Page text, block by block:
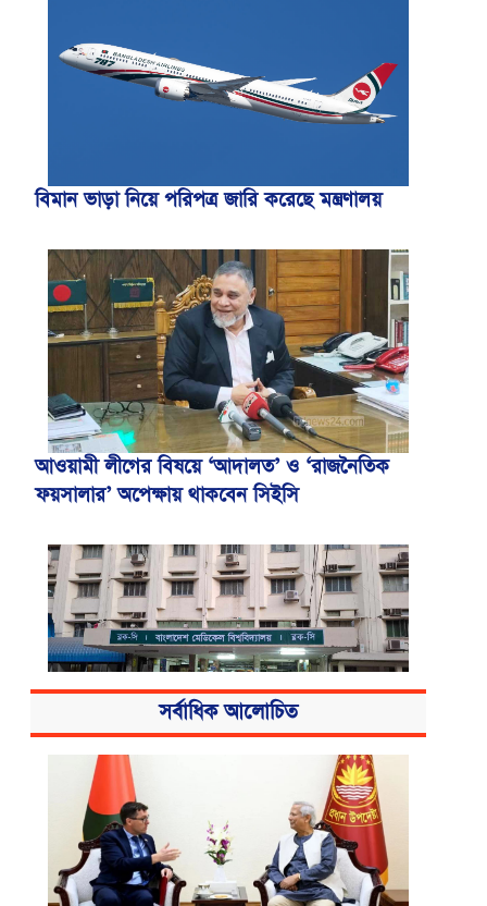
বিমান ভাড়া নিয়ে পরিপত্র জারি করেছে মন্ত্রণালয়
আওয়ামী লীগের বিষয়ে ‘আদালত’ ও ‘রাজনৈতিক
ফয়সালার’ অপেক্ষায় থাকবেন সিইসি
বিএসএমএমইউয়ের নতুন নাম বাংলাদেশ
মেডিকেল বিশ্ববিদ্যালয়
সর্বাধিক আলোচিত